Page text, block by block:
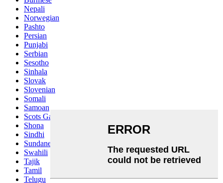
Nepali
Norwegian
Pashto
Persian
Punjabi
Serbian
Sesotho
Sinhala
Slovak
Slovenian
Somali
Samoan
Scots Gaelic
Shona
Sindhi
Sundanese
Swahili
Tajik
Tamil
Telugu